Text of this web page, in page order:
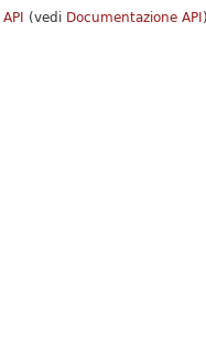
API (vedi Documentazione API